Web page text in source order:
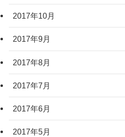
2017年10月
2017年9月
2017年8月
2017年7月
2017年6月
2017年5月